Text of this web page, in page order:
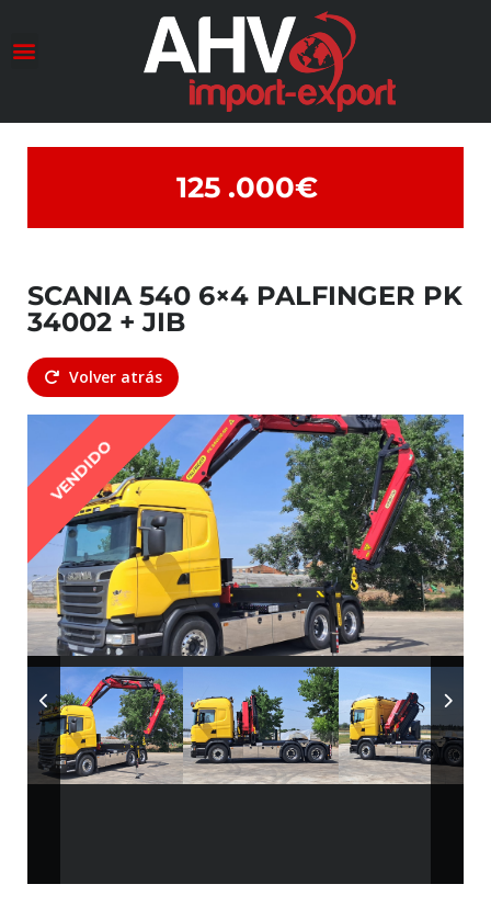
125 .000€
SCANIA 540 6×4 PALFINGER PK
34002 + JIB
Volver atrás
VENDIDO